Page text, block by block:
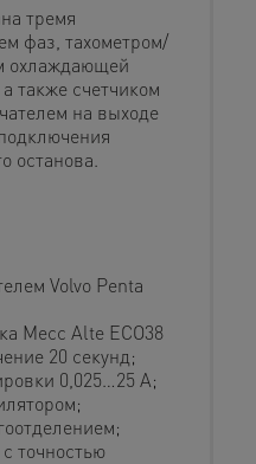
тремя
фаз, тахометром/
охлаждающей
также счетчиком
на выходе
останова.
Volvo Penta
Mecc Alte ECO38
20 секунд;
0,025…25 А;
точностью